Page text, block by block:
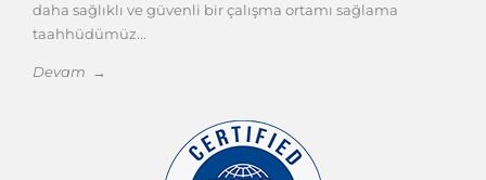
daha sağlıklı ve güvenli bir çalışma ortamı sağlama
taahhüdümüz...
Devam →